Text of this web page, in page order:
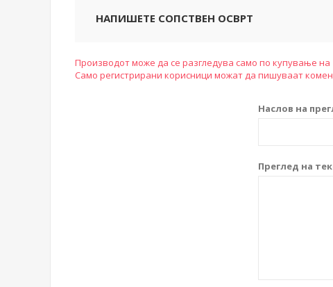
НАПИШЕТЕ СОПСТВЕН ОСВРТ
Производот може да се разгледува само по купување на
Само регистрирани корисници можат да пишуваат
Наслов на
Преглед на